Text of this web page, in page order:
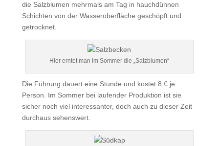
die Salzblumen mehrmals am Tag in hauchdünnen
Schichten von der Wasseroberfläche geschöpft und
getrocknet.
Hier erntet man im Sommer die „Salzblumen“
Die Führung dauert eine Stunde und kostet 8 € je
Person. Im Sommer bei laufender Produktion ist sie
sicher noch viel interessanter, doch auch zu dieser Zeit
durchaus sehenswert.